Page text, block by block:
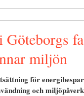
miljön
för
och